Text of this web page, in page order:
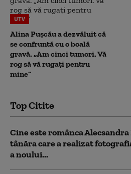
UTV
Alina Pușcău a dezvăluit că
se confruntă cu o boală
gravă. „Am cinci tumori. Vă
rog să vă rugați pentru
mine”
Top Citite
Cine este românca
tânăra care a realizat
a noului...